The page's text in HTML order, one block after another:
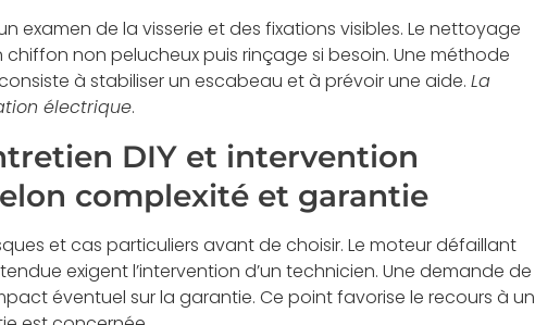
examen de la visserie et des fixations visibles. Le nettoyage
chiffon non pelucheux puis rinçage si besoin. Une méthode
à stabiliser un escabeau et à prévoir une aide. La
électrique.
DIY et intervention
complexité et garantie
et cas particuliers avant de choisir. Le moteur défaillant
exigent l’intervention d’un technicien. Une demande de
éventuel sur la garantie. Ce point favorise le recours à un